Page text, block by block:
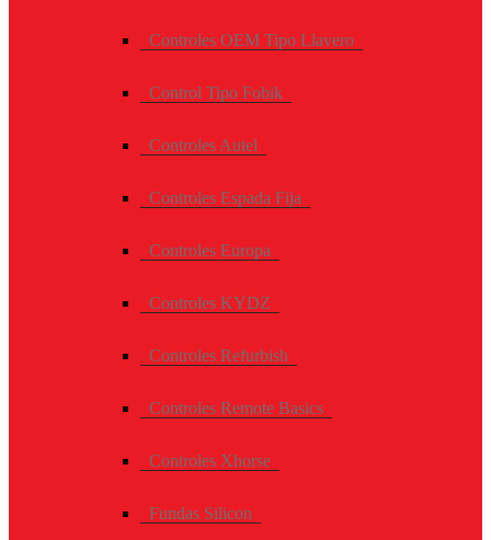
Controles OEM Tipo Llavero
Control Tipo Fobik
Controles Autel
Controles Espada Fija
Controles Europa
Controles KYDZ
Controles Refurbish
Controles Remote Basics
Controles Xhorse
Fundas Silicon